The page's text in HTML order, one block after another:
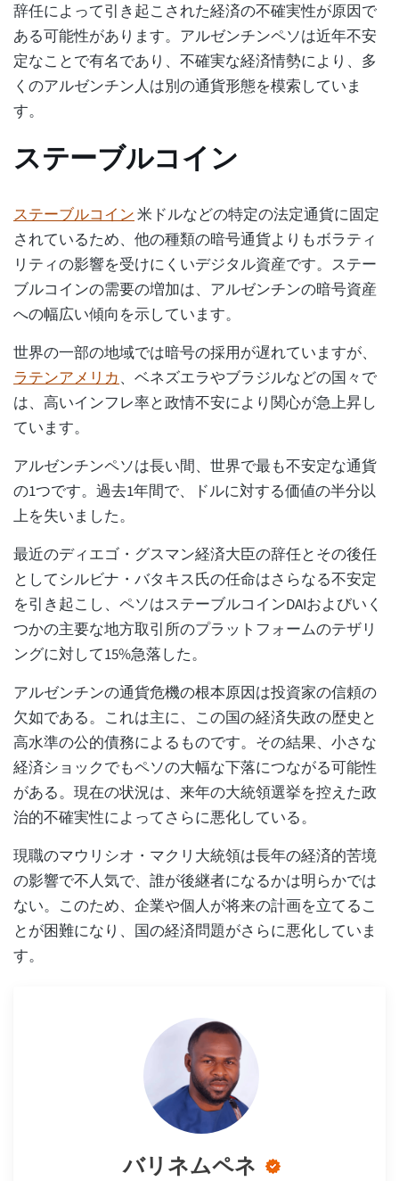
辞任によって引き起こされた経済の不確実性が原因で
ある可能性があります。アルゼンチンペソは近年不安
定なことで有名であり、不確実な経済情勢により、多
くのアルゼンチン人は別の通貨形態を模索していま
す。
ステーブルコイン
ステーブルコイン米ドルなどの特定の法定通貨に固定
されているため、他の種類の暗号通貨よりもボラティ
リティの影響を受けにくいデジタル資産です。ステー
ブルコインの需要の増加は、アルゼンチンの暗号資産
への幅広い傾向を示しています。
世界の一部の地域では暗号の採用が遅れていますが、
ラテンアメリカ、ベネズエラやブラジルなどの国々で
は、高いインフレ率と政情不安により関心が急上昇し
ています。
アルゼンチンペソは長い間、世界で最も不安定な通貨
の1つです。過去1年間で、ドルに対する価値の半分以
上を失いました。
最近のディエゴ・グスマン経済大臣の辞任とその後任
としてシルビナ・バタキス氏の任命はさらなる不安定
を引き起こし、ペソはステーブルコインDAIおよびいく
つかの主要な地方取引所のプラットフォームのテザリ
ングに対して15%急落した。
アルゼンチンの通貨危機の根本原因は投資家の信頼の
欠如である。これは主に、この国の経済失政の歴史と
高水準の公的債務によるものです。その結果、小さな
経済ショックでもペソの大幅な下落につながる可能性
がある。現在の状況は、来年の大統領選挙を控えた政
治的不確実性によってさらに悪化している。
現職のマウリシオ・マクリ大統領は長年の経済的苦境
の影響で不人気で、誰が後継者になるかは明らかでは
ない。このため、企業や個人が将来の計画を立てるこ
とが困難になり、国の経済問題がさらに悪化していま
す。
バリネムペネ